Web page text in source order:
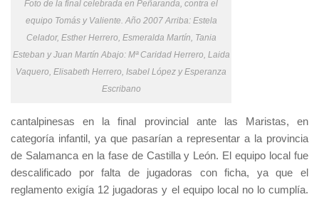
Foto de la final celebrada en Peñaranda, contra el
equipo Tomás y Valiente. Año 2007 Arriba: Estela
Celador, Esther Herrero, Esmeralda Martín, Tania
Esteban y Juan Martín Abajo: Mª Caridad Herrero, Laida
Vaquero, Elisabeth Herrero, Isabel López y Esperanza
Escribano
cantalpinesas en la final provincial ante las Maristas, en
categoría infantil, ya que pasarían a representar a la provincia
de Salamanca en la fase de Castilla y León. El equipo local fue
descalificado por falta de jugadoras con ficha, ya que el
reglamento exigía 12 jugadoras y el equipo local no lo cumplía.